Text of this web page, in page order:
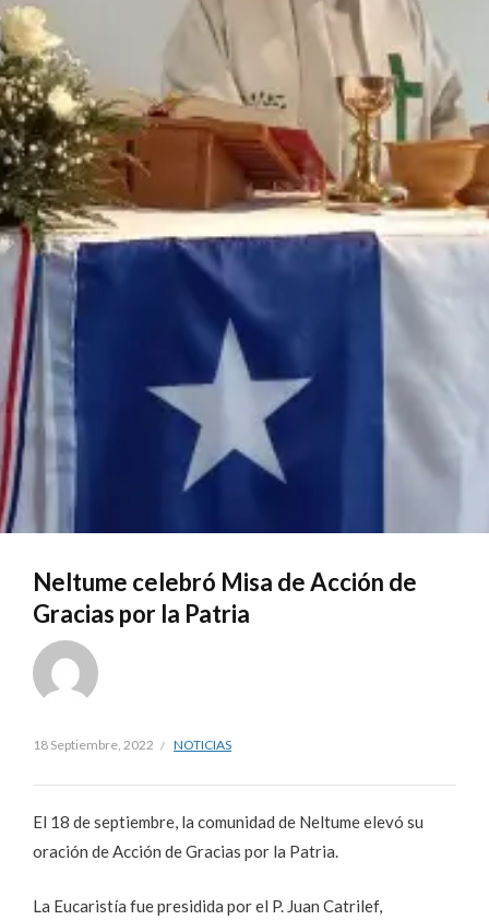
Neltume celebró Misa de Acción de
Gracias por la Patria
18 Septiembre, 2022 NOTICIAS
El 18 de septiembre, la comunidad de Neltume elevó su
oración de Acción de Gracias por la Patria.
La Eucaristía fue presidida por el P. Juan Catrilef,